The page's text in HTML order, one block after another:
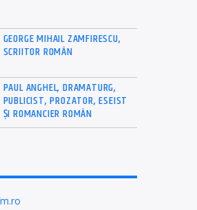
GEORGE MIHAIL ZAMFIRESCU,
SCRIITOR ROMÂN
PAUL ANGHEL, DRAMATURG,
PUBLICIST, PROZATOR, ESEIST
ȘI ROMANCIER ROMÂN